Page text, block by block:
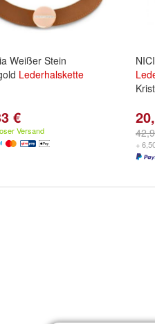
Weißer Stein
Lederhalskette
€
Versand
+